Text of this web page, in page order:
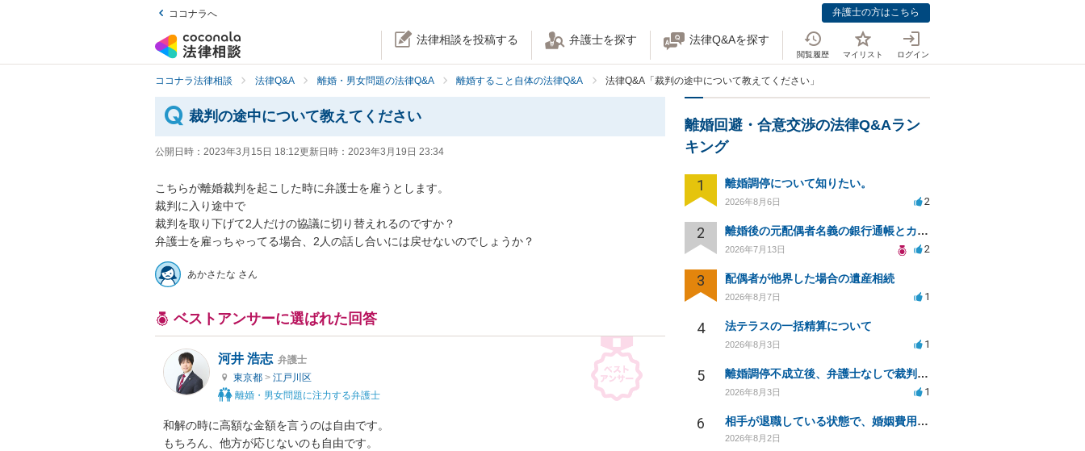
ココナラへ 弁護士の方はこちら
法律相談を投稿する 弁護士を探す 法律Q&Aを探す
閲覧履歴 マイリスト ログイン
ココナラ法律相談 法律Q&A 離婚・男女問題の法律Q&A 離婚すること自体の法律Q&A 法律Q&A「裁判の途中について教えてください」
裁判の途中について教えてください
公開日時： 2023年3月15日 18:12更新日時： 2023年3月19日 23:34
こちらが離婚裁判を起こした時に弁護士を雇うとします。
裁判に入り途中で
裁判を取り下げて2人だけの協議に切り替えれるのですか？
弁護士を雇っちゃってる場合、2人の話し合いには戻せないのでしょうか？
あかさたな さん
ベストアンサーに選ばれた回答
河井 浩志 弁護士
東京都 > 江戸川区
離婚・男女問題に注力する弁護士
和解の時に高額な金額を言うのは自由です。
もちろん、他方が応じないのも自由です。
離婚回避・合意交渉の法律Q&Aラン
キング
1 離婚調停について知りたい。
2026年8月6日 2
2 離婚後の元配偶者名義の銀行通帳とカードの処分方法について
2026年7月13日 2
3 配偶者が他界した場合の遺産相続
2026年8月7日 1
4 法テラスの一括精算について
2026年8月3日 1
5 離婚調停不成立後、弁護士なしで裁判を進める方法は？
2026年8月3日 1
6 相手が退職している状態で、婚姻費用分担請求は可能でしょうか？
2026年8月2日